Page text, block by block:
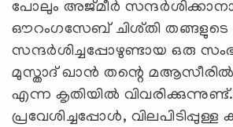
പോലും അജ്മീർ
ഔറംഗസേബ് ചിശ്തി തങ്ങളുടെ
സന്ദർശിച്ചപ്പോഴുണ്ടായ ഒരു
മുസ്താദ് ഖാൻ തന്റെ
എന്ന കൃതിയിൽ
പ്രവേശിച്ചപ്പോൾ,